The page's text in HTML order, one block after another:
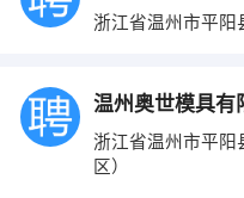
浙江省温州市平阳
温州奥世模具有
浙江省温州市平阳
区）